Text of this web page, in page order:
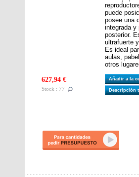
puede
posee una
integrada y
posterior.
ultrafuerte
Es ideal
aulas,
otros
627,94 €
Stock : 77
Añadir a la
Descripción